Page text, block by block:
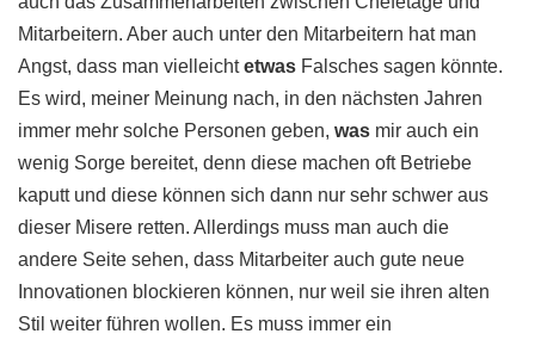
Mitarbeitern. Aber auch unter den Mitarbeitern hat man
Angst, dass man vielleichtetwas Falsches sagen könnte.
Es wird, meiner Meinung nach, in den nächsten Jahren
immer mehr solche Personen geben, was mir auch ein
wenig Sorge bereitet, denn diese machen oft Betriebe
kaputt und diese können sich dann nur sehr schwer aus
dieser Misere retten. Allerdings muss man auch die
andere Seite sehen, dass Mitarbeiter auch gute neue
Innovationen blockieren können, nur weil sie ihren alten
Stil weiter führen wollen. Es muss immer ein